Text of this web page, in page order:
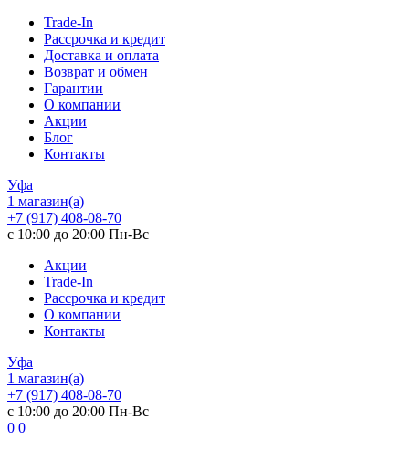
Trade-In
Рассрочка и кредит
Доставка и оплата
Возврат и обмен
Гарантии
О компании
Акции
Блог
Контакты
Уфа
1 магазин(а)
+7 (917) 408-08-70
с 10:00 до 20:00 Пн-Вс
Акции
Trade-In
Рассрочка и кредит
О компании
Контакты
Уфа
1 магазин(а)
+7 (917) 408-08-70
с 10:00 до 20:00 Пн-Вс
0 0